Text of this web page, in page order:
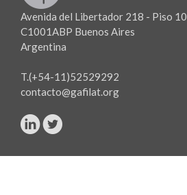
Avenida del Libertador 218 - Piso 10
C1001ABP Buenos Aires
Argentina
T.(+54-11)52529292
contacto@gafilat.org